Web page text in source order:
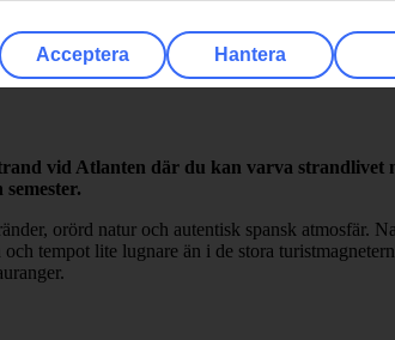
vid Atlanten där du kan varva strandlivet
orörd natur och autentisk spansk atmosfär.
tempot lite lugnare än i de stora
Acceptera Hantera